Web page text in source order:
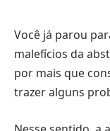
Você já parou
malefícios da
por mais que
trazer alguns